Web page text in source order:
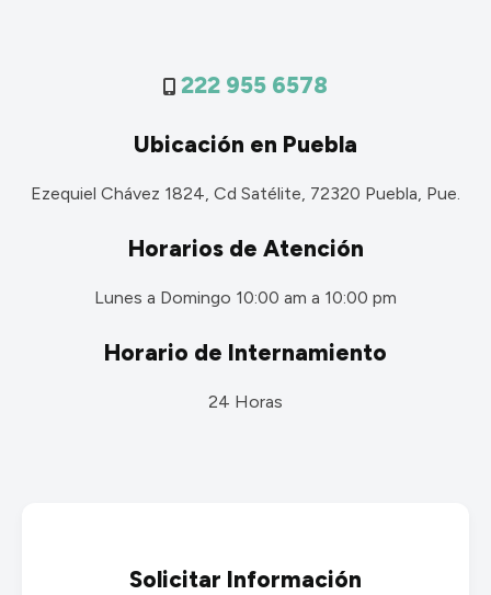
222 955 6578
Ubicación en Puebla
Ezequiel Chávez 1824, Cd Satélite, 72320 Puebla, Pue.
Horarios de Atención
Lunes a Domingo 10:00 am a 10:00 pm
Horario de Internamiento
24 Horas
Solicitar Información